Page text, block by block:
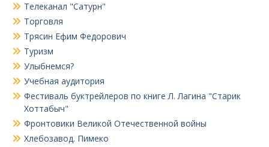
Телеканал "Сатурн"
Торговля
Трясин Ефим Федорович
Туризм
Улыбнемся?
Учебная аудитория
Фестиваль буктрейлеров по книге Л. Лагина "Старик
Хоттабыч"
Фронтовики Великой Отечественной войны
Хлебозавод. Пимеко